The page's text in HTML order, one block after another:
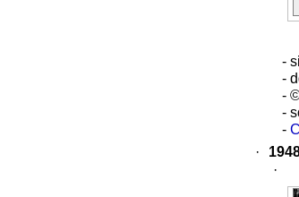
-
-
-
-
-
·
·